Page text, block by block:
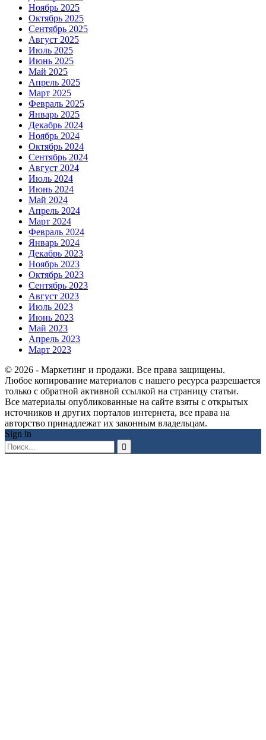
Ноябрь 2025
Октябрь 2025
Сентябрь 2025
Август 2025
Июль 2025
Июнь 2025
Май 2025
Апрель 2025
Март 2025
Февраль 2025
Январь 2025
Декабрь 2024
Ноябрь 2024
Октябрь 2024
Сентябрь 2024
Август 2024
Июль 2024
Июнь 2024
Май 2024
Апрель 2024
Март 2024
Февраль 2024
Январь 2024
Декабрь 2023
Ноябрь 2023
Октябрь 2023
Сентябрь 2023
Август 2023
Июль 2023
Июнь 2023
Май 2023
Апрель 2023
Март 2023
© 2026 - Маркетинг и продажи. Все права защищены.
Любое копирование материалов с нашего ресурса разрешается
только с обратной активной ссылкой на страницу статьи.
Все материалы опубликованные на сайте взяты с открытых
источников и других порталов интернета, все права на
авторство принадлежат их законным владельцам.
Sign in